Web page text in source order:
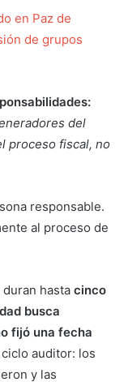
en Paz de
de grupos
del
proceso fiscal, no
responsable.
al proceso de
hasta cinco
busca
fijó una fecha
auditor: los
y las